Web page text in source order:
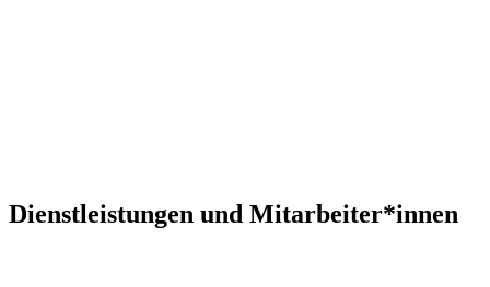
Dienstleistungen und Mitarbeiter*innen